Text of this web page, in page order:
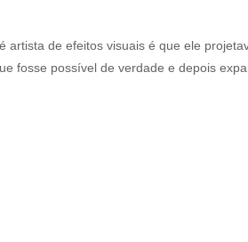
artista de efeitos visuais é que ele
fosse possível de verdade e depois